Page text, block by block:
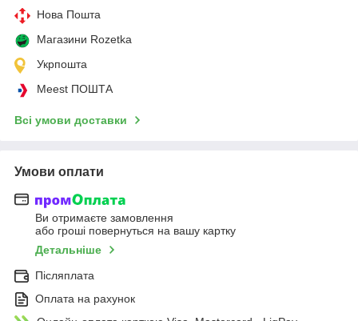
Нова Пошта
Магазини Rozetka
Укрпошта
Meest ПОШТА
Всі умови доставки
Умови оплати
Ви отримаєте замовлення
або гроші повернуться на вашу картку
Детальніше
Післяплата
Оплата на рахунок